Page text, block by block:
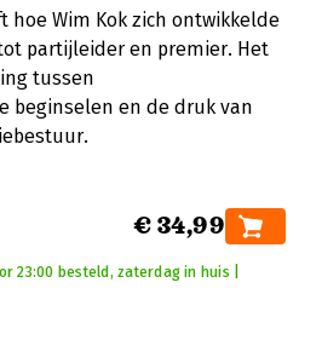
hoe Wim Kok zich ontwikkelde
partijleider en premier. Het
tussen
beginselen en de druk van
€ 34,99
23:00 besteld, zaterdag in huis |